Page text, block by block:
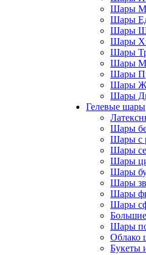
Шары
Шары
Шары
Шары
Шары
Шары
Шары
Шары
Шары
Гелевые шары
Шары
Шары с
Шары
Шары
Шары
Шары
Шары
Шары
Шары
Облако
Букеты